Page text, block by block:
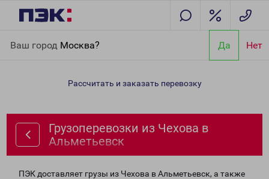
Ваш город Москва? Да Нет
Альметьевск
Рассчитать и заказать перевозку
Грузоперевозки из Чехова в
Альметьевск
ПЭК доставляет грузы из Чехова в Альметьевск, а также